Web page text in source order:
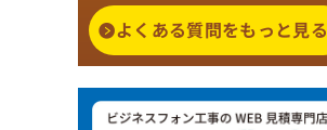
よくある質問をもっと見る